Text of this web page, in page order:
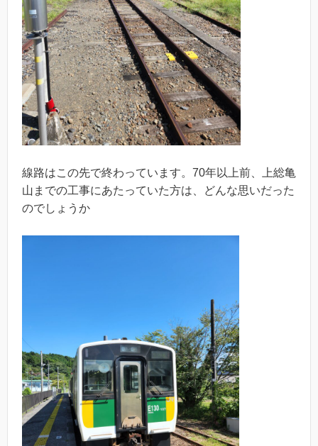
線路はこの先で終わっています。70年以上前、上総亀
山までの工事にあたっていた方は、どんな思いだった
のでしょうか